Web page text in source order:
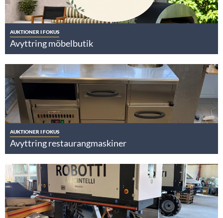
AUKTIONER I FOKUS
Avyttring möbelbutik
AUKTIONER I FOKUS
Avyttring restaurangmaskiner